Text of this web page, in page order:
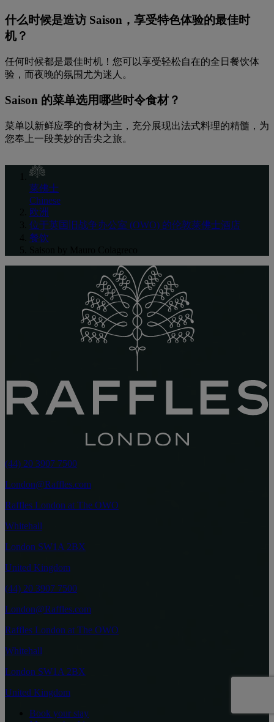
什么时候是造访 Saison，享受特色体验的最佳时
机？
任何时候都是最佳时机！您可以享受轻松自在的全日餐饮体
验，而夜晚的氛围尤为迷人。
Saison 的菜单选用哪些时令食材？
菜单以新鲜应季的食材为主，充分展现出法式料理的精髓，为
您奉上一段美妙的舌尖之旅。
莱佛士
Chinese
欧洲
位于英国旧战争办公室 (OWO) 的伦敦莱佛士酒店
餐饮
(44) 20 3907 7500
London@Raffles.com
Raffles London at The OWO
Whitehall
London SW1A 2BX
United Kingdom
(44) 20 3907 7500
London@Raffles.com
Raffles London at The OWO
Whitehall
London SW1A 2BX
United Kingdom
Book your stay